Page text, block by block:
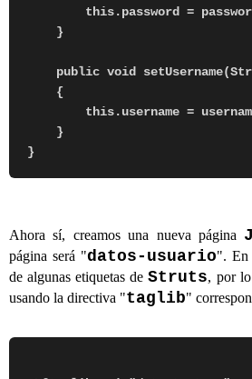
this.password =
    }
public void
    {
this.username =
    }
Ahora sí, creamos una nueva página
página será "datos-usuario". En
de algunas etiquetas deStruts, por
usando la directiva "taglib"